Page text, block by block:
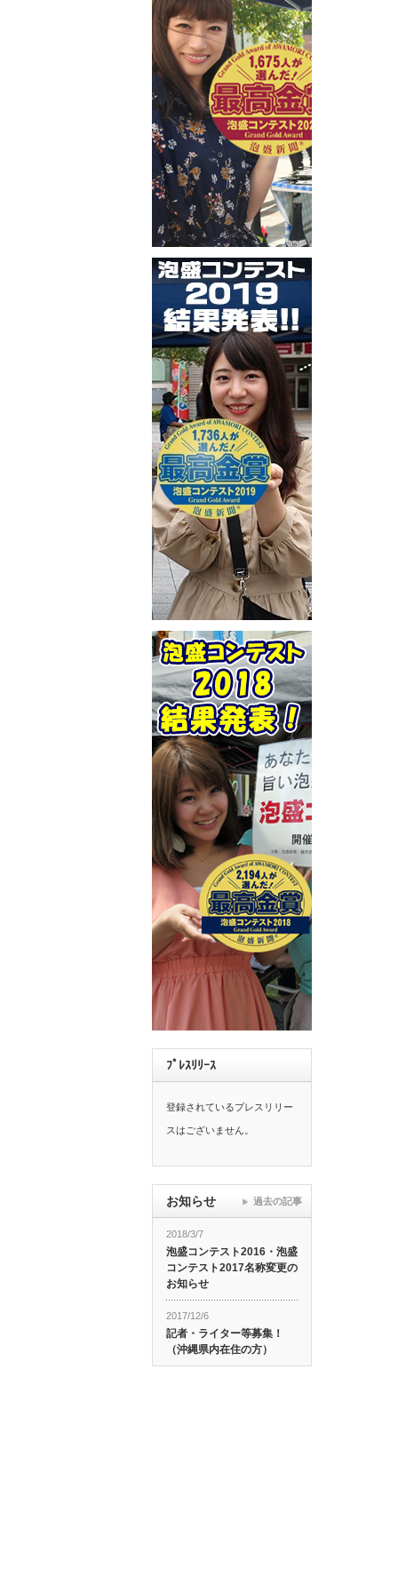
ﾌﾟﾚｽﾘﾘｰｽ
登録されているプレスリリー
スはございません。
お知らせ
2018/3/7
泡盛コンテスト2016・泡盛
コンテスト2017名称変更の
お知らせ
2017/12/6
記者・ライター等募集！
（沖縄県内在住の方）
過去の記事